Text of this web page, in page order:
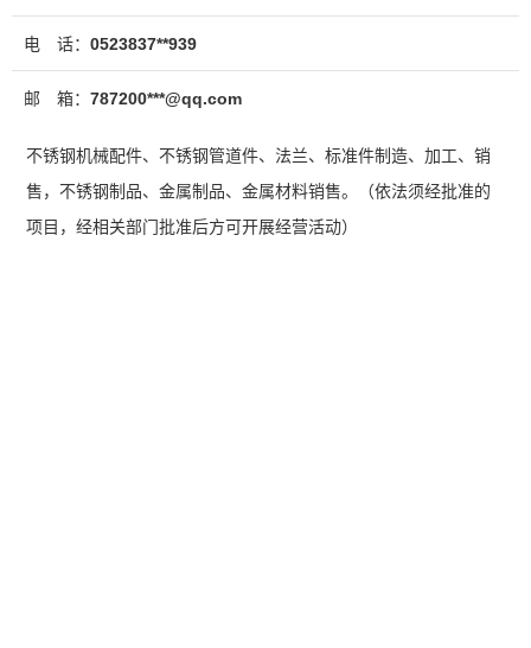
电 话： 0523837**939
邮 箱： 787200***@qq.com
不锈钢机械配件、不锈钢管道件、法兰、标准件制造、加工、销
售，不锈钢制品、金属制品、金属材料销售。（依法须经批准的
项目，经相关部门批准后方可开展经营活动）